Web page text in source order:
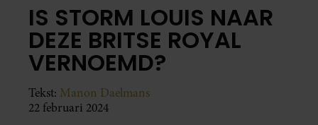
IS STORM LOUIS NAAR
DEZE BRITSE ROYAL
VERNOEMD?
Tekst: Manon Daelmans
22 februari 2024